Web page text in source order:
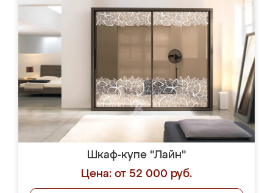
Шкаф-купе "Лайн"
Цена: от 52 000 руб.